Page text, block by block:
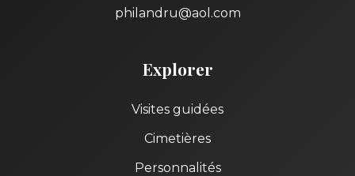
philandru@aol.com
Explorer
Visites guidées
Cimetières
Personnalités